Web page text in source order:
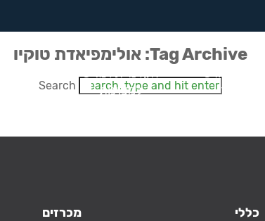
רפואת ספורט
ומחקר
אקדמיית וינגייט
למצוינות
Tag Archive: אולימפיאדת טוקיו
Search
כללי מכרזים